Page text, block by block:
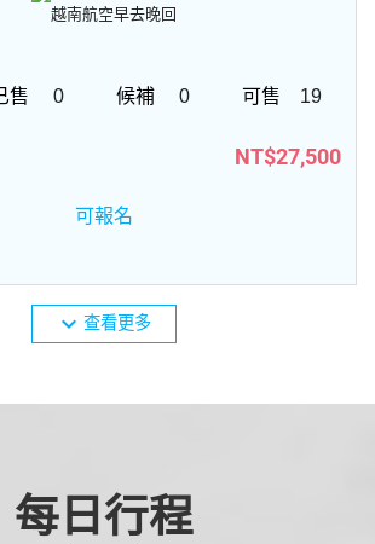
越南航空早去晚回
0 0 19
NT$27,500
可報名
expand_more 查看更多
每日行程